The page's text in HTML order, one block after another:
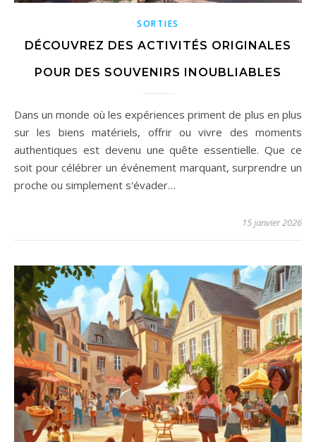
SORTIES
DÉCOUVREZ DES ACTIVITÉS ORIGINALES
POUR DES SOUVENIRS INOUBLIABLES
Dans un monde où les expériences priment de plus en plus
sur les biens matériels, offrir ou vivre des moments
authentiques est devenu une quête essentielle. Que ce
soit pour célébrer un événement marquant, surprendre un
proche ou simplement s'évader…
15 janvier 2026